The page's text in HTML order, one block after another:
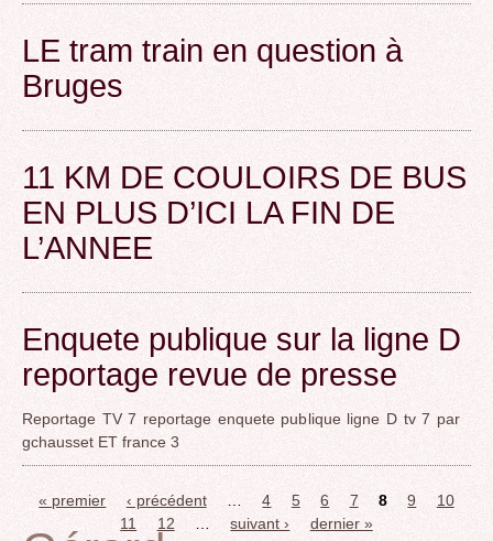
LE tram train en question à
Bruges
11 KM DE COULOIRS DE BUS
EN PLUS D’ICI LA FIN DE
L’ANNEE
Enquete publique sur la ligne D
reportage revue de presse
Reportage TV 7 reportage enquete publique ligne D tv 7 par
gchausset ET france 3
Pages
« premier ‹ précédent … 4 5 6 7 8 9
10
11
12 … suivant › dernier »